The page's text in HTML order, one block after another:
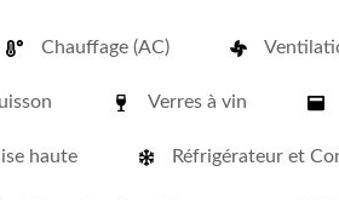
Chauffage (AC)
Verres à vin
haute Réfrigérateur et